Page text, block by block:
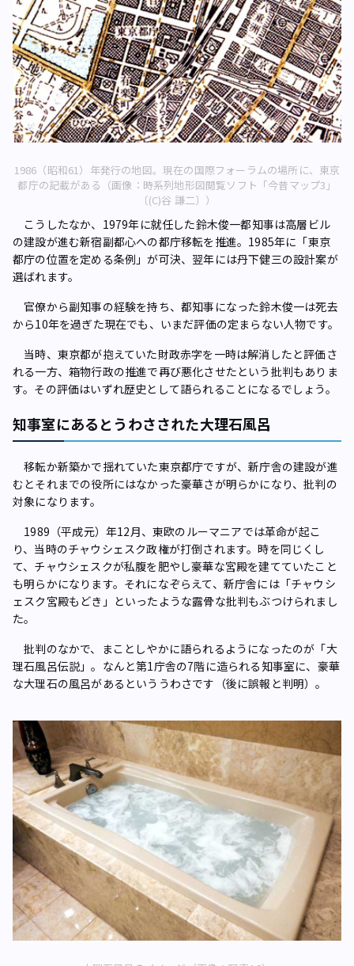
1986（昭和61）年発行の地図。現在の国際フォーラムの場所に、東京
都庁の記載がある（画像：時系列地形図閲覧ソフト「今昔マップ3」
〔(C)谷 謙二〕）
こうしたなか、1979年に就任した鈴木俊一都知事は高層ビル
の建設が進む新宿副都心への都庁移転を推進。1985年に「東京
都庁の位置を定める条例」が可決、翌年には丹下健三の設計案が
選ばれます。
官僚から副知事の経験を持ち、都知事になった鈴木俊一は死去
から10年を過ぎた現在でも、いまだ評価の定まらない人物です。
当時、東京都が抱えていた財政赤字を一時は解消したと評価さ
れる一方、箱物行政の推進で再び悪化させたという批判もありま
す。その評価はいずれ歴史として語られることになるでしょう。
知事室にあるとうわさされた大理石風呂
移転か新築かで揺れていた東京都庁ですが、新庁舎の建設が進
むとそれまでの役所にはなかった豪華さが明らかになり、批判の
対象になります。
1989（平成元）年12月、東欧のルーマニアでは革命が起こ
り、当時のチャウシェスク政権が打倒されます。時を同じくし
て、チャウシェスクが私腹を肥やし豪華な宮殿を建てていたこと
も明らかになります。それになぞらえて、新庁舎には「チャウシ
ェスク宮殿もどき」といったような露骨な批判もぶつけられまし
た。
批判のなかで、まことしやかに語られるようになったのが「大
理石風呂伝説」。なんと第1庁舎の7階に造られる知事室に、豪華
な大理石の風呂があるといううわさです（後に誤報と判明）。